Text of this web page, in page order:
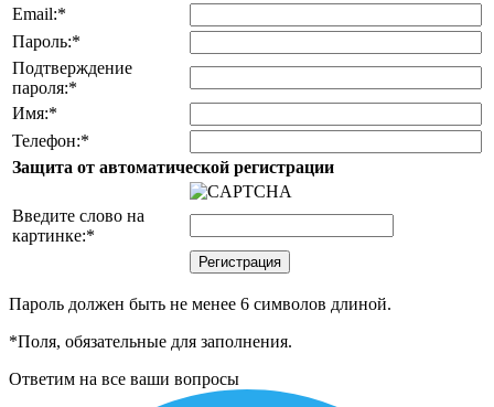
Email:*
Пароль:*
Подтверждение
пароля:*
Имя:*
Телефон:*
Защита от автоматической регистрации
Введите слово на
картинке:*
Пароль должен быть не менее 6 символов длиной.
*Поля, обязательные для заполнения.
Ответим на все ваши вопросы